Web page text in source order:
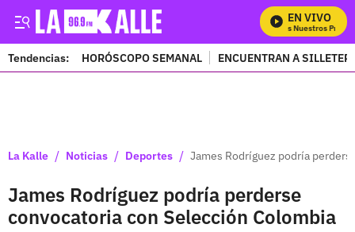
EN VIVO
Mira Todos Nuestros
Tendencias: HORÓSCOPO SEMANAL ENCUENTRAN A
La Kalle / Noticias / Deportes / James Rodríguez podría
James Rodríguez podría perderse
convocatoria con Selección Colombia